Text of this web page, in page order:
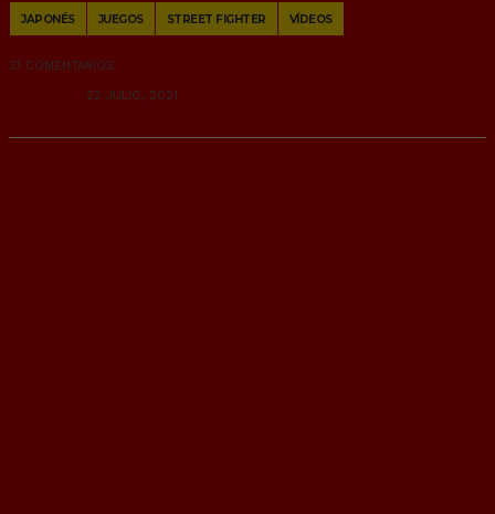
Link
JAPONÉS JUEGOS STREET FIGHTER VÍDEOS
31 COMENTARIOS
22 JULIO, 2021